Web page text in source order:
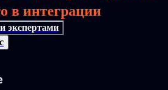
в интеграции
экспертами